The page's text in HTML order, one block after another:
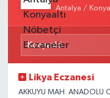
Antalya /
Likya Eczanesi
AKKUYU MAH. ANADOLU